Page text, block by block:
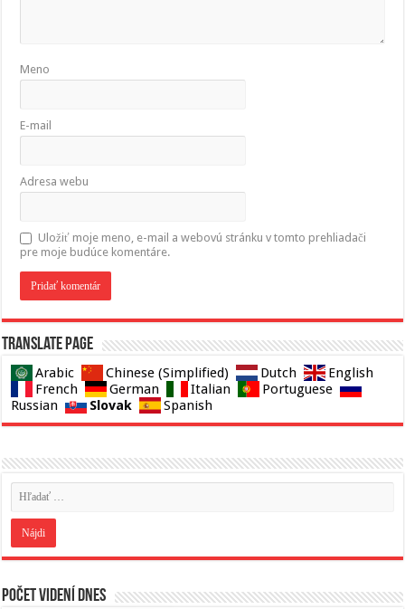
Meno
E-mail
Adresa webu
Uložiť moje meno, e-mail a webovú stránku v tomto prehliadači
pre moje budúce komentáre.
Translate page
Arabic Chinese (Simplified) Dutch
English
French
German Italian
Portuguese
Russian
Slovak Spanish
Počet videní dnes